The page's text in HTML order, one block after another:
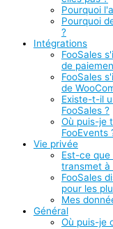
Pourquoi
Pourquoi
?
Intégrations
FooSales
de
FooSales
de
Existe-t-il
FooSales ?
Où puis-je
FooEvents
Vie privée
Est-ce que
transmet à
FooSales
pour les
Mes
Général
Où puis-je